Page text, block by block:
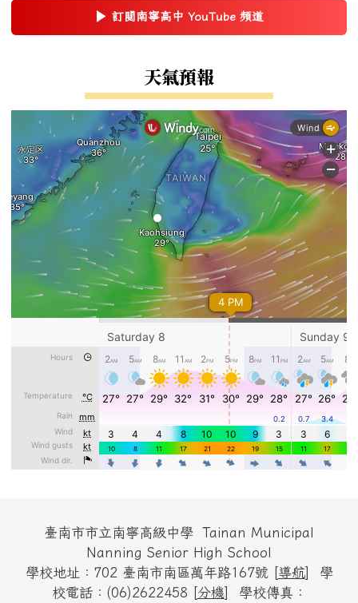
▶ 訂閱南寧高中 YouTube 頻道
(另開新視窗)
天氣預報
頁尾區域內容
臺南市市立南寧高級中學 Tainan Municipal
Nanning Senior High School
學校地址：702 臺南市南區萬年路167號 [導航] 學
校電話：(06)2622458 [分機] 學校傳真：